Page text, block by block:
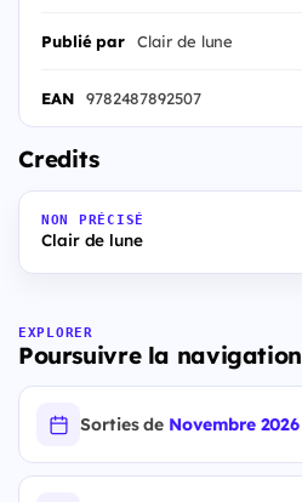
Publié par Clair de lune
EAN 9782487892507
Credits
NON PRÉCISÉ
Clair de lune
EXPLORER
Poursuivre la navigation
Sorties de Novembre 2026